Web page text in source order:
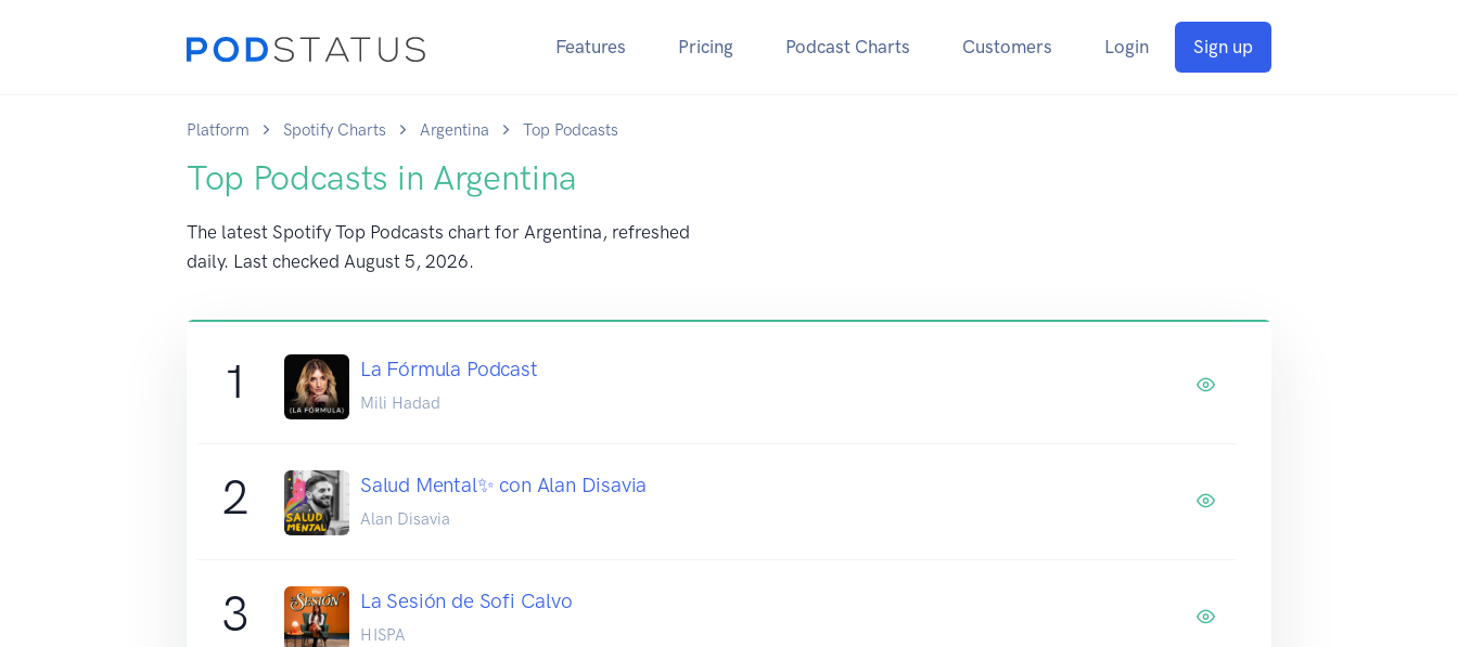
Features Pricing Podcast Charts Customers Login Sign up
Platform Spotify Charts Argentina Top Podcasts
Top Podcasts in Argentina
The latest Spotify Top Podcasts chart for Argentina, refreshed
daily. Last checked August 5, 2026.
1 La Fórmula Podcast
Mili Hadad
2 Salud Mental✨ con Alan Disavia
Alan Disavia
3 La Sesión de Sofi Calvo
HISPA